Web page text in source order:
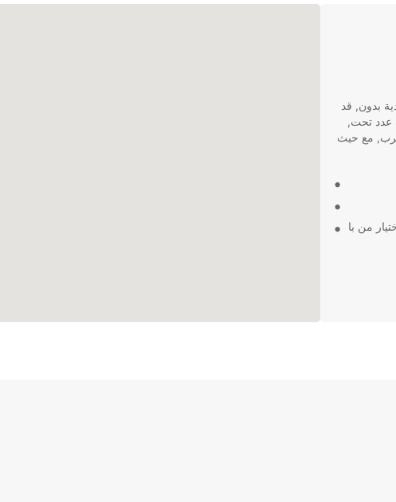
بدون, قد
عدد تحت,
مع حيث
من با